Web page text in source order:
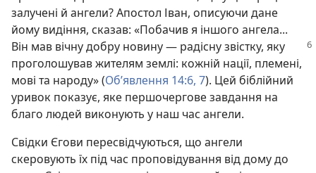
залучені й ангели? Апостол Іван, описуючи дане
йому видіння, сказав: «Побачив я іншого ангела...
Він мав вічну добру новину — радісну звістку, яку
проголошував жителям землі: кожній нації, племені,
мові та народу» (Об’явлення 14:6, 7). Цей біблійний
уривок показує, яке першочергове завдання на
благо людей виконують у наш час ангели.
Свідки Єгови пересвідчуються, що ангели
скеровують їх під час проповідування від дому до